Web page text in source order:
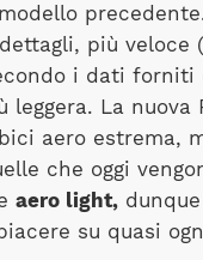
più veloce
i dati forniti
leggera. La nuova
aero estrema,
che oggi
aero light,
su quasi